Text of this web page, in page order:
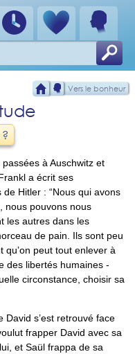
Vers le bonheur
à Auschwitz et
a écrit ses
de Hitler :
Nous qui avons
nous pouvons nous
les autres dans les
de pain. Ils sont peu
qu’on peut tout enlever à
des libertés humaines -
circonstance, choisir sa
s’est retrouvé face
frapper David avec sa
et Saül frappa de sa